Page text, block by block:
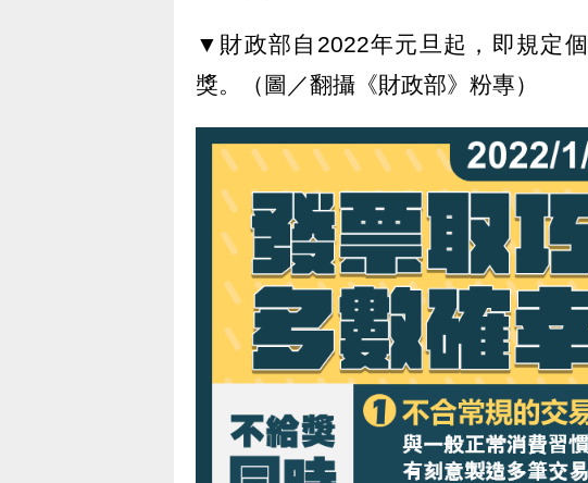
▼財政部自2022年元旦起，即規定
獎。（圖／翻攝《財政部》粉專）